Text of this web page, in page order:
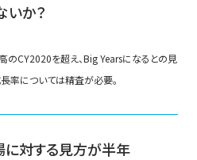
いか？
のCY2020を超え、Big Yearsになるとの見
率については精査が必要。
に対する見方が半年